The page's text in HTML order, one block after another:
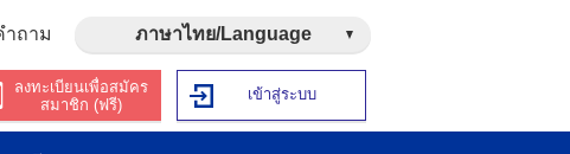
ำถาม ภาษาไทย/Language
ลงทะเบียนเพื่อสมัคร
สมาชิก (ฟรี)
เข้าสู่ระบบ